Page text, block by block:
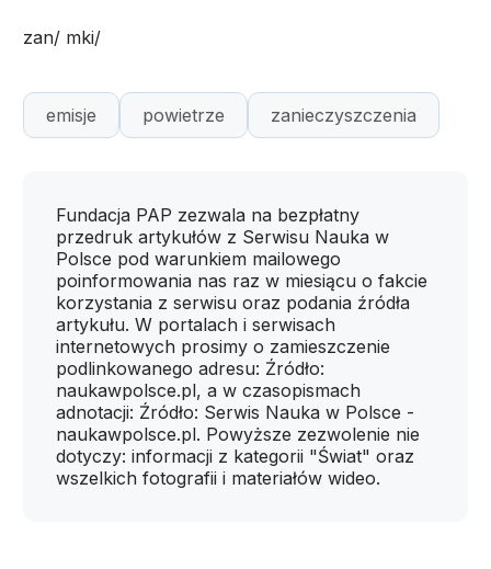
zan/ mki/
emisje powietrze zanieczyszczenia
Fundacja PAP zezwala na bezpłatny
przedruk artykułów z Serwisu Nauka w
Polsce pod warunkiem mailowego
poinformowania nas raz w miesiącu o fakcie
korzystania z serwisu oraz podania źródła
artykułu. W portalach i serwisach
internetowych prosimy o zamieszczenie
podlinkowanego adresu: Źródło:
naukawpolsce.pl, a w czasopismach
adnotacji: Źródło: Serwis Nauka w Polsce -
naukawpolsce.pl. Powyższe zezwolenie nie
dotyczy: informacji z kategorii "Świat" oraz
wszelkich fotografii i materiałów wideo.